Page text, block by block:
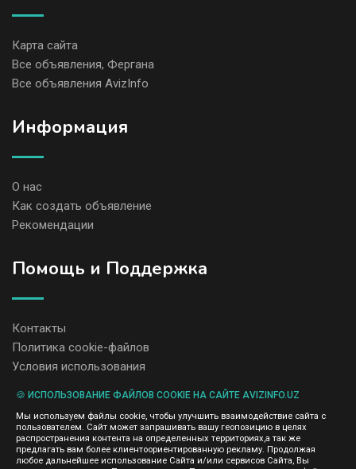
Карта сайта
Все объявления, Фергана
Все объявления AvizInfo
Информация
О нас
Как создать объявление
Рекомендации
Помощь и Поддержка
Контакты
Политика cookie-файлов
Условия использования
содержание размещенных объявлений.
Мы ценим конфиденциальность наших пользователей. Мы не
передаем и не продаем личную информацию зарегистрированных
пользователей AvizInfo.uz третьим лицам. Мы не отвечаем за
🍪 ИСПОЛЬЗОВАНИЕ ФАЙЛОВ COOKIE НА САЙТЕ AVIZINFO.UZ
Мы используем файлы cookie, чтобы улучшить взаимодействие сайта с
пользователем. Сайт может запрашивать вашу геопозицию в целях
распространения контента на определенных территориях,а так же
предлагать вам более клиентоориентированную рекламу. Продолжая
любое дальнейшее использование Сайта и/или сервисов Сайта, Вы